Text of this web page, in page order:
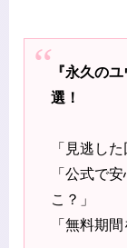
『永久の
選！
「見逃し
「公式で
こ？」
「無料期